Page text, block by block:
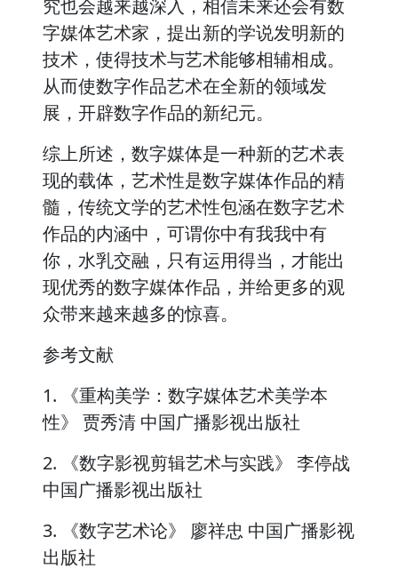
究也会越来越深入，相信未来还会有数
字媒体艺术家，提出新的学说发明新的
技术，使得技术与艺术能够相辅相成。
从而使数字作品艺术在全新的领域发
展，开辟数字作品的新纪元。
综上所述，数字媒体是一种新的艺术表
现的载体，艺术性是数字媒体作品的精
髓，传统文学的艺术性包涵在数字艺术
作品的内涵中，可谓你中有我我中有
你，水乳交融，只有运用得当，才能出
现优秀的数字媒体作品，并给更多的观
众带来越来越多的惊喜。
参考文献
1. 《重构美学：数字媒体艺术美学本
性》 贾秀清 中国广播影视出版社
2. 《数字影视剪辑艺术与实践》 李停战
中国广播影视出版社
3. 《数字艺术论》 廖祥忠 中国广播影视
出版社